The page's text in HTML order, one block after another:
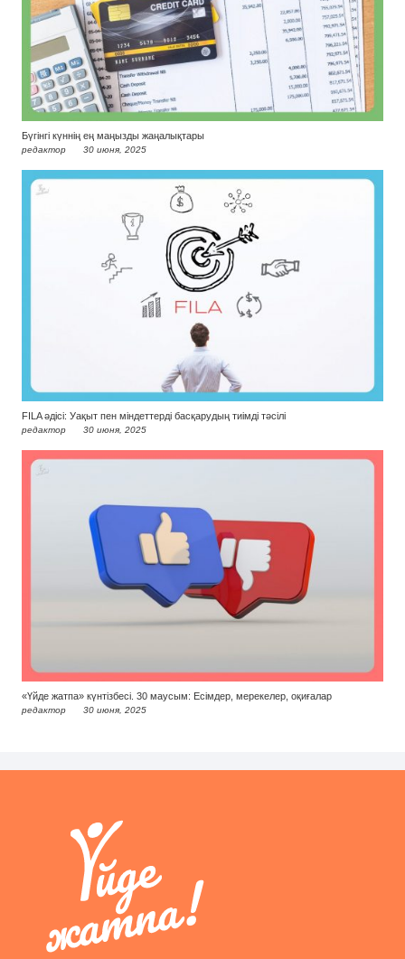
Бүгінгі күннің ең маңызды жаңалықтары
редактор 30 июня, 2025
FILA әдісі: Уақыт пен міндеттерді басқарудың тиімді тәсілі
редактор 30 июня, 2025
«Үйде жатпа» күнтізбесі. 30 маусым: Есімдер, мерекелер, оқиғалар
редактор 30 июня, 2025